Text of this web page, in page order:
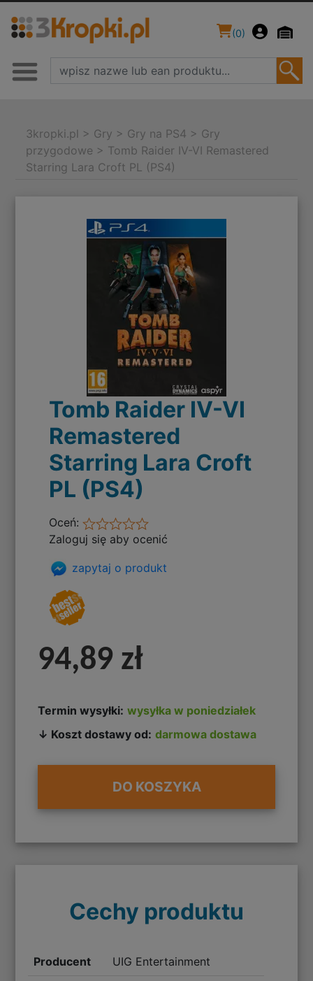
(0)
3kropki.pl > Gry > Gry na PS4 > Gry
przygodowe > Tomb Raider IV-VI Remastered
Starring Lara Croft PL (PS4)
Tomb Raider IV-VI
Remastered
Starring Lara Croft
PL (PS4)
Oceń:
Zaloguj się aby ocenić
zapytaj o produkt
94,89 zł
Termin wysyłki: wysyłka w poniedziałek
↓ Koszt dostawy od: darmowa dostawa
DO KOSZYKA
Cechy produktu
Producent UIG Entertainment